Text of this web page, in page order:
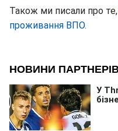
Також ми писали про те,
проживання ВПО.